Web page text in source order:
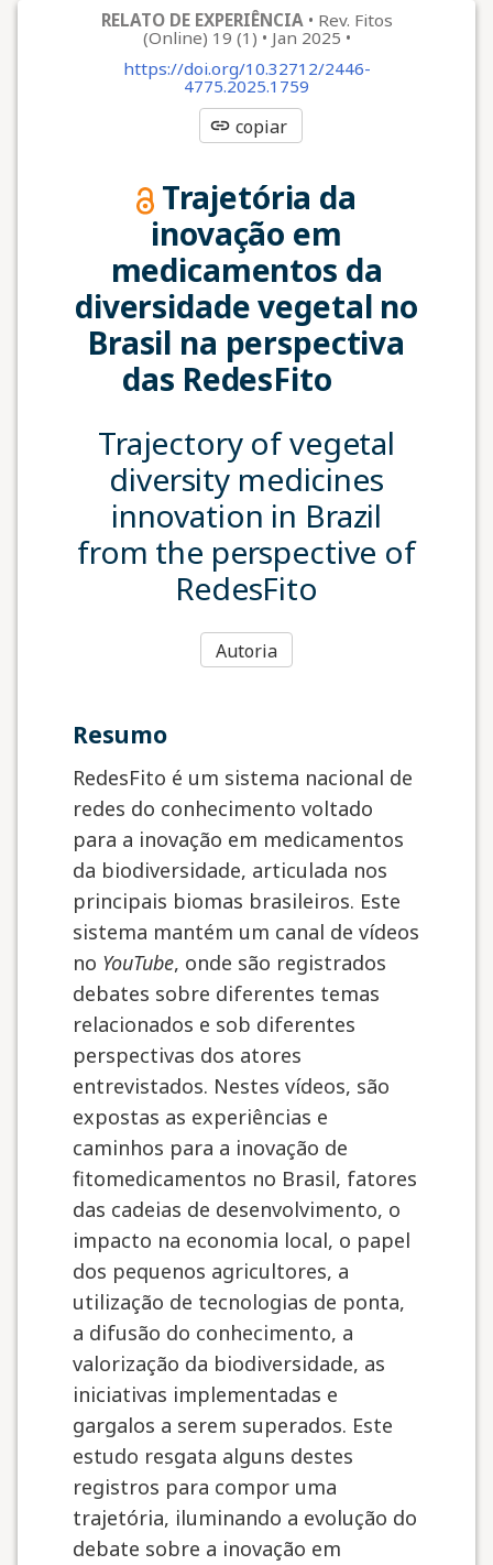
RELATO DE EXPERIÊNCIA• Rev. Fitos
(Online) 19 (1) • Jan 2025 •
https://doi.org/10.32712/2446-
4775.2025.1759
link copiar
Trajetória da
inovação em
medicamentos da
diversidade vegetal no
Brasil na perspectiva
das RedesFito
Trajectory of vegetal
diversity medicines
innovation in Brazil
from the perspective of
RedesFito
Autoria
resumo
RedesFito é um sistema nacional de
redes do conhecimento voltado
para a inovação em medicamentos
da biodiversidade, articulada nos
principais biomas brasileiros. Este
sistema mantém um canal de vídeos
no YouTube, onde são registrados
debates sobre diferentes temas
relacionados e sob diferentes
perspectivas dos atores
entrevistados. Nestes vídeos, são
expostas as experiências e
caminhos para a inovação de
fitomedicamentos no Brasil, fatores
das cadeias de desenvolvimento, o
impacto na economia local, o papel
dos pequenos agricultores, a
utilização de tecnologias de ponta,
a difusão do conhecimento, a
valorização da biodiversidade, as
iniciativas implementadas e
gargalos a serem superados. Este
estudo resgata alguns destes
registros para compor uma
trajetória, iluminando a evolução do
debate sobre a inovação em